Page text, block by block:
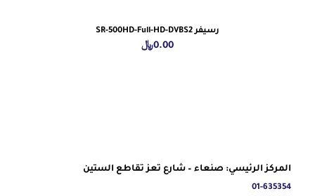
رسيفر SR-500HD-Full-HD-DVBS2
0.00﷼
المركز الرئيسي: صنعاء – شارع تعز تقاطع الستين
01-635354